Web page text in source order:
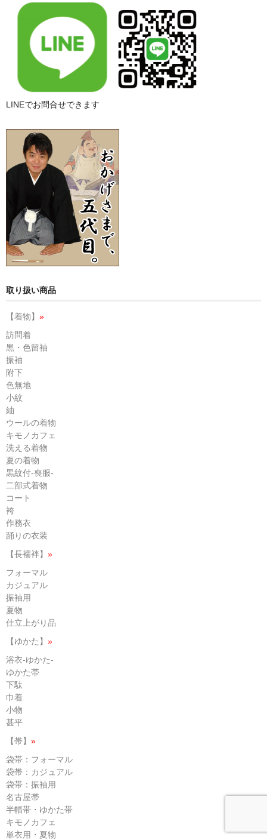
LINEでお問合せできます
取り扱い商品
【着物】 »
訪問着
黒・色留袖
振袖
附下
色無地
小紋
紬
ウールの着物
キモノカフェ
洗える着物
夏の着物
黒紋付-喪服-
二部式着物
コート
袴
作務衣
踊りの衣装
【長襦袢】 »
フォーマル
カジュアル
振袖用
夏物
仕立上がり品
【ゆかた】 »
浴衣-ゆかた-
ゆかた帯
下駄
巾着
小物
甚平
【帯】 »
袋帯：フォーマル
袋帯：カジュアル
袋帯：振袖用
名古屋帯
半幅帯・ゆかた帯
キモノカフェ
単衣用・夏物